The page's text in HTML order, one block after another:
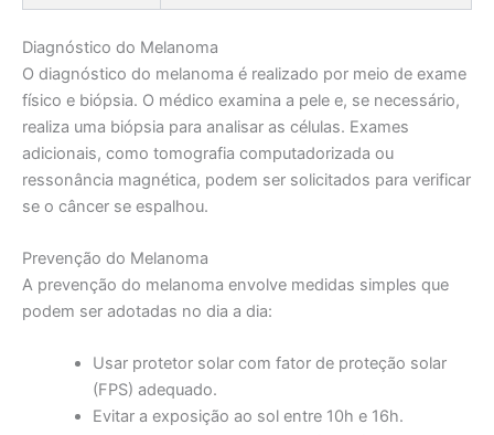
Diagnóstico do Melanoma
O diagnóstico do melanoma é realizado por meio de exame
físico e biópsia. O médico examina a pele e, se necessário,
realiza uma biópsia para analisar as células. Exames
adicionais, como tomografia computadorizada ou
ressonância magnética, podem ser solicitados para verificar
se o câncer se espalhou.
Prevenção do Melanoma
A prevenção do melanoma envolve medidas simples que
podem ser adotadas no dia a dia:
Usar protetor solar com fator de proteção solar
(FPS) adequado.
Evitar a exposição ao sol entre 10h e 16h.